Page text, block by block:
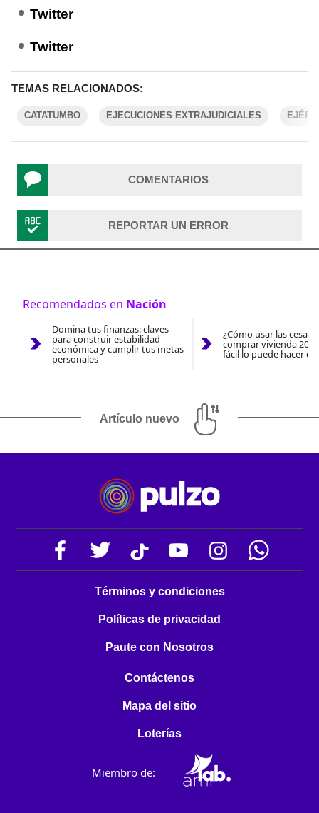
Twitter
Twitter
TEMAS RELACIONADOS:
CATATUMBO EJECUCIONES EXTRAJUDICIALES
COMENTARIOS
REPORTAR UN ERROR
Recomendados en Nación
Domina tus finanzas: claves
para construir estabilidad
económica y cumplir tus metas
personales
¿Cómo usar las
comprar vivienda
fácil lo puede hacer
Artículo nuevo
Términos y condiciones
Políticas de privacidad
Paute con Nosotros
Contáctenos
Mapa del sitio
Loterías
Miembro de: